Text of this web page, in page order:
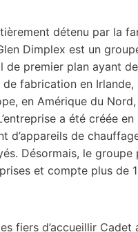
détenu par la
Dimplex est un
de premier plan ayant
de fabrication en Irlande,
en Amérique du
a été créée
d’appareils de
Désormais, le groupe
et compte plus de
fiers d’accueillir Cadet